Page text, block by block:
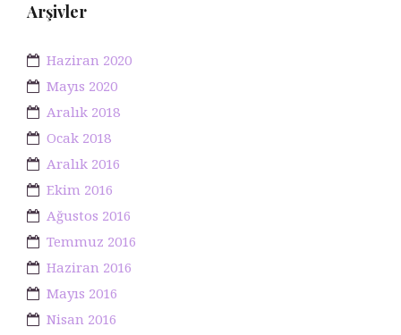
Arşivler
Haziran 2020
Mayıs 2020
Aralık 2018
Ocak 2018
Aralık 2016
Ekim 2016
Ağustos 2016
Temmuz 2016
Haziran 2016
Mayıs 2016
Nisan 2016